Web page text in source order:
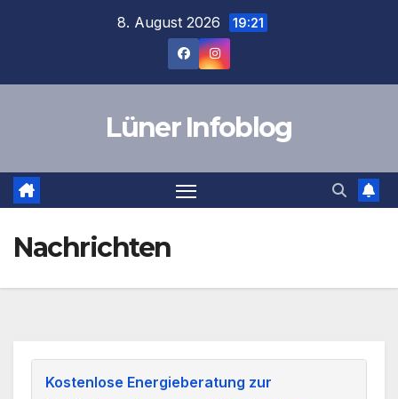
8. August 2026 19:21
Lüner Infoblog
Nachrichten
Kostenlose Energieberatung zur